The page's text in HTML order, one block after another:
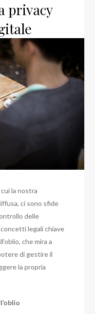
privacy
la nostra
ci sono sfide
delle
legali chiave
che mira a
di gestire il
la propria